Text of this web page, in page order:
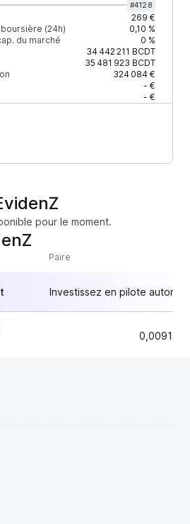
#4128
269 €
(24h)
0,10 %
du marché
0 %
34 442 211 BCDT
35 481 923 BCDT
324 084 €
- €
- €
pour le moment.
Paire
Investissez en pilote